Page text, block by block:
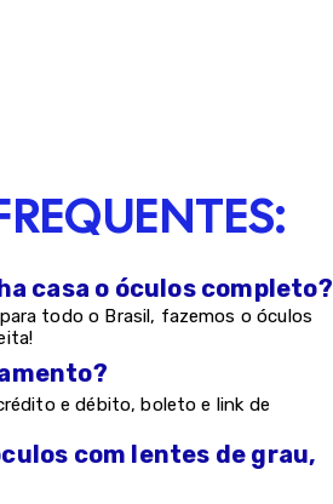
casa o óculos completo?
todo o Brasil, fazemos o óculos
e débito, boleto e link de
com lentes de grau,